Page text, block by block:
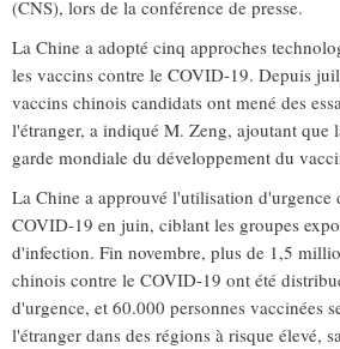
(CNS), lors de la conférence de presse.
La Chine a adopté cinq approches
les vaccins contre le COVID-19. Depuis
vaccins chinois candidats ont mené des
l'étranger, a indiqué M. Zeng, ajoutant que
garde mondiale du développement du
La Chine a approuvé l'utilisation d'urgence
COVID-19 en juin, ciblant les groupes
d'infection. Fin novembre, plus de 1,5
chinois contre le COVID-19 ont été
d'urgence, et 60.000 personnes vaccinées
l'étranger dans des régions à risque élevé,